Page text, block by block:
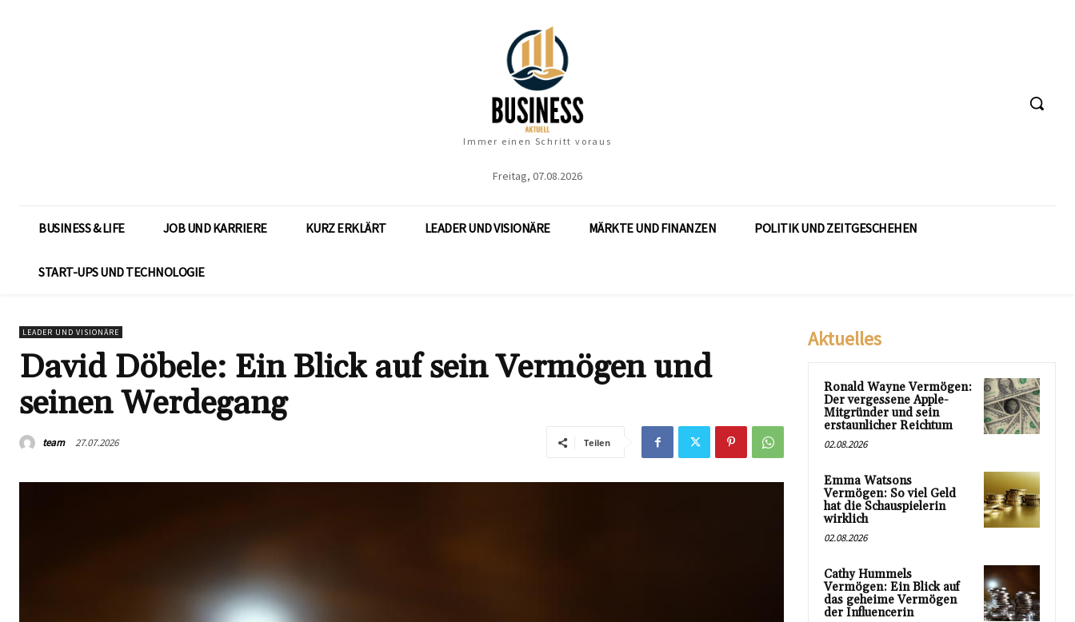
Immer einen Schritt voraus
Freitag, 07.08.2026
BUSINESS & LIFE JOB UND KARRIERE KURZ ERKLÄRT LEADER UND VISIONÄRE MÄRKTE UND FINANZEN POLITIK UND ZEITGESCHEHEN
START-UPS UND TECHNOLOGIE
LEADER UND VISIONÄRE
David Döbele: Ein Blick auf sein Vermögen und
seinen Werdegang
team 27.07.2026 Teilen
Aktuelles
Ronald Wayne Vermögen:
Der vergessene Apple-
Mitgründer und sein
erstaunlicher Reichtum
02.08.2026
Emma Watsons
Vermögen: So viel Geld
hat die Schauspielerin
wirklich
02.08.2026
Cathy Hummels
Vermögen: Ein Blick auf
das geheime Vermögen
der Influencerin